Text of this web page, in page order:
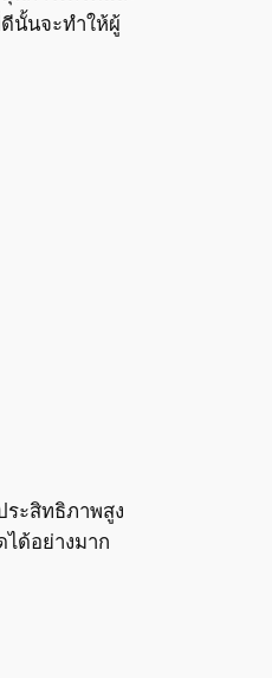
นั้นจะทำให้ผู้
ระสิทธิภาพสูง
ด้อย่างมาก